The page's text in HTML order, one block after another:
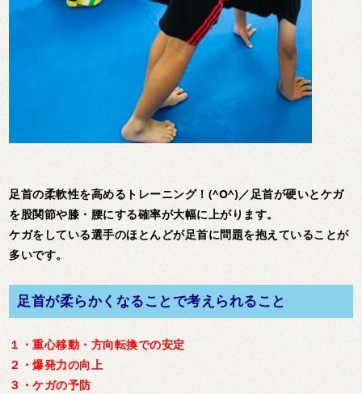
足首の柔軟性を高めるトレーニング！(^O^)／足首が硬いとケガ
を股関節や膝・腰にする確率が大幅に上がります。
ケガをしている選手のほとんどが足首に問題を抱えていることが
多いです。
足首が柔らかくなることで考えられること
１・重心移動・方向転換での安定
２・爆発力の向上
３・ケガの予防